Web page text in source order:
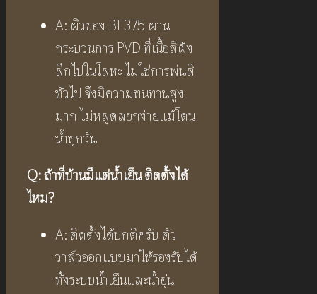
A: ผิวของ BF375 ผ่าน
กระบวนการ PVD ที่เนื้อสีฝัง
ลึกไปในโลหะ ไม่ใช่การพ่นสี
ทั่วไป จึงมีความทนทานสูง
มาก ไม่หลุดลอกง่ายแม้โดน
น้ำทุกวัน
Q:ถ้าที่บ้านมีแต่น้ำเย็น ติดตั้งได้
ไหม?
A: ติดตั้งได้ปกติครับ ตัว
วาล์วออกแบบมาให้รองรับได้
ทั้งระบบน้ำเย็นและน้ำอุ่น